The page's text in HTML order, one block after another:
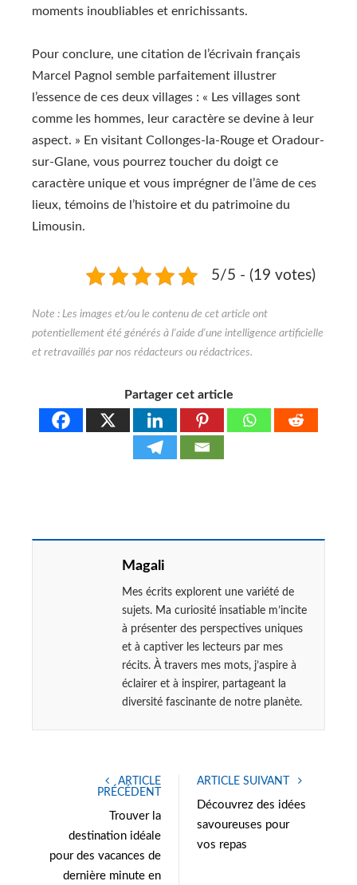
moments inoubliables et enrichissants.
Pour conclure, une citation de l’écrivain français
Marcel Pagnol semble parfaitement illustrer
l’essence de ces deux villages : « Les villages sont
comme les hommes, leur caractère se devine à leur
aspect. » En visitant Collonges-la-Rouge et Oradour-
sur-Glane, vous pourrez toucher du doigt ce
caractère unique et vous imprégner de l’âme de ces
lieux, témoins de l’histoire et du patrimoine du
Limousin.
5/5 - (19 votes)
Partager cet article
Magali
Mes écrits explorent une variété de
sujets. Ma curiosité insatiable m’incite
à présenter des perspectives uniques
et à captiver les lecteurs par mes
récits. À travers mes mots, j’aspire à
éclairer et à inspirer, partageant la
diversité fascinante de notre planète.
ARTICLE
PRÉCÉDENT
Trouver la
destination idéale
pour des vacances de
dernière minute en
ARTICLE SUIVANT
Découvrez des idées
savoureuses pour
vos repas